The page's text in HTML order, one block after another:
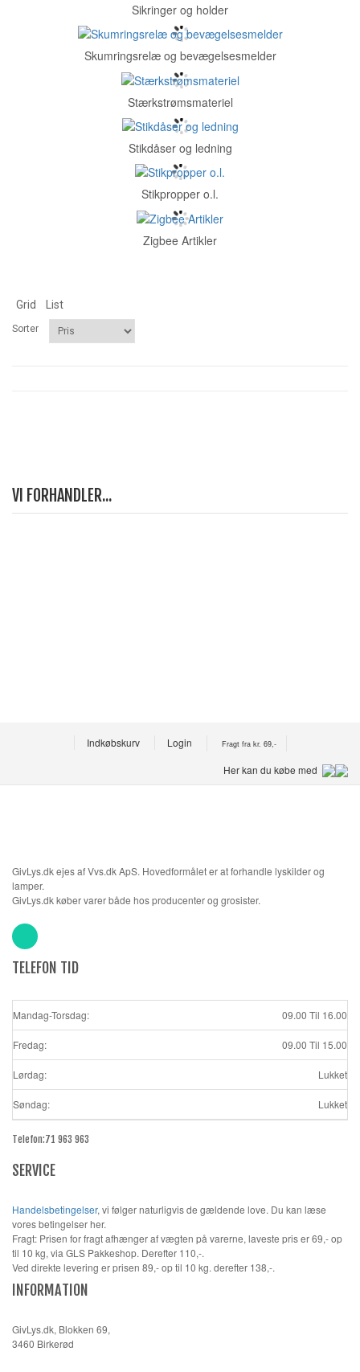
Sikringer og holder
Skumringsrelæ og bevægelsesmelder
Stærkstrømsmateriel
Stikdåser og ledning
Stikpropper o.l.
Zigbee Artikler
Grid List
Sorter
VI FORHANDLER...
Indkøbskurv Login Fragt fra kr. 69,-
Her kan du købe med
GivLys.dk ejes af Vvs.dk ApS. Hovedformålet er at forhandle lyskilder og
lamper.
GivLys.dk køber varer både hos producenter og grosister.
TELEFON TID
Mandag-Torsdag: 09.00 Til 16.00
Fredag: 09.00 Til 15.00
Lørdag: Lukket
Søndag: Lukket
Telefon:71 963 963
SERVICE
Handelsbetingelser, vi følger naturligvis de gældende love. Du kan læse
vores betingelser her.
Fragt: Prisen for fragt afhænger af vægten på varerne, laveste pris er 69,- op
til 10 kg, via GLS Pakkeshop. Derefter 110,-.
Ved direkte levering er prisen 89,- op til 10 kg. derefter 138,-.
INFORMATION
GivLys.dk, Blokken 69,
3460 Birkerød